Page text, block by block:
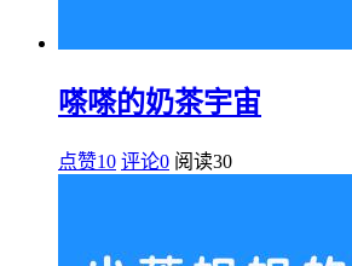
嗏嗏的奶茶宇宙
点赞10 评论0 阅读30